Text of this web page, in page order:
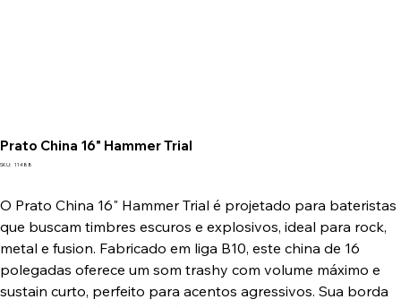
Prato China 16" Hammer Trial
SKU: SKU
11488
O Prato China 16" Hammer Trial é projetado para bateristas
que buscam timbres escuros e explosivos, ideal para rock,
metal e fusion. Fabricado em liga B10, este china de 16
polegadas oferece um som trashy com volume máximo e
sustain curto, perfeito para acentos agressivos. Sua borda